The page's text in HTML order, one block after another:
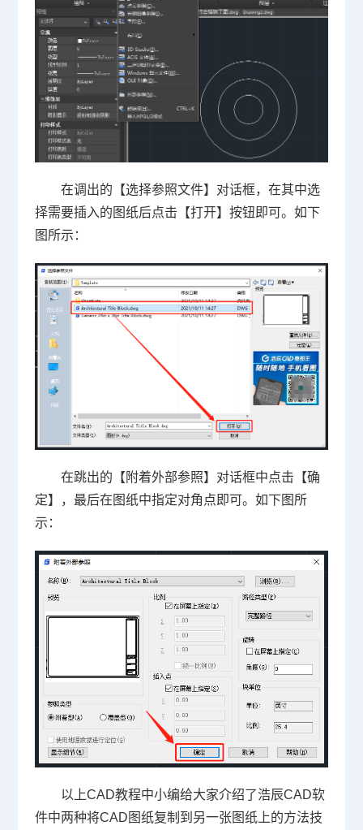
在调出的【选择参照文件】对话框，在其中选
择需要插入的图纸后点击【打开】按钮即可。如下
图所示：
在跳出的【附着外部参照】对话框中点击【确
定】，最后在图纸中指定对角点即可。如下图所
示：
以上CAD教程中小编给大家介绍了浩辰CAD软
件中两种将CAD图纸复制到另一张图纸上的方法技